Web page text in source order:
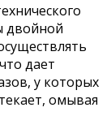
двойной
дает
у которых
омывая